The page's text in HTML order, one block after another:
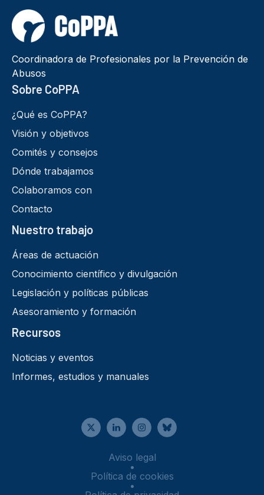
Coordinadora de Profesionales por la Prevención de
Abusos
Sobre CoPPA
¿Qué es CoPPA?
Visión y objetivos
Comités y consejos
Dónde trabajamos
Colaboramos con
Contacto
Nuestro trabajo
Áreas de actuación
Conocimiento científico y divulgación
Legislación y políticas públicas
Asesoramiento y formación
Recursos
Noticias y eventos
Informes, estudios y manuales
Aviso legal
•
Política de cookies
•